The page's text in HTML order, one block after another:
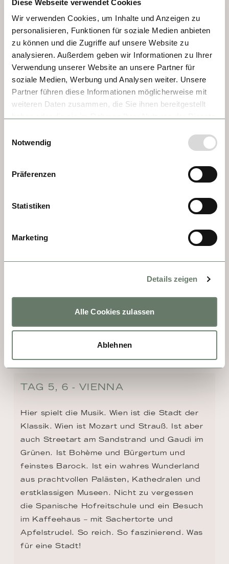
Diese Webseite verwendet Cookies
Wir verwenden Cookies, um Inhalte und Anzeigen zu
personalisieren, Funktionen für soziale Medien anbieten
zu können und die Zugriffe auf unsere Website zu
analysieren. Außerdem geben wir Informationen zu Ihrer
Verwendung unserer Website an unsere Partner für
soziale Medien, Werbung und Analysen weiter. Unsere
Partner führen diese Informationen möglicherweise mit
weiteren Daten zusammen, die Sie ihnen bereitgestellt
Notwendig
Präferenzen
Statistiken
Marketing
Details zeigen
Alle Cookies zulassen
Ablehnen
TAG 5 - MELK
Es ist nicht irgendein Kloster, sondern das
Auftrag der Benediktinermönche, thront es
kennen Sie den berühmten Roman «Der
Name der Rose». Die Geschichte beginnt im
Stift von Melk und hier endet sie auch – in
der atemberaubenden Bibliothek. 100.000
TAG 5, 6 - VIENNA
Hier spielt die Musik. Wien ist die Stadt der
Klassik. Wien ist Mozart und Strauß. Ist aber
auch Streetart am Sandstrand und Gaudi im
Grünen. Ist Bohème und Bürgertum und
feinstes Barock. Ist ein wahres Wunderland
aus prachtvollen Palästen, Kathedralen und
erstklassigen Museen. Nicht zu vergessen
die Spanische Hofreitschule und ein Besuch
im Kaffeehaus – mit Sachertorte und
Apfelstrudel. So reich. So faszinierend. Was
für eine Stadt!